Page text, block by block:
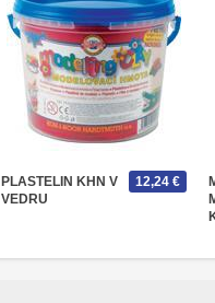
PLASTELIN KHN V
VEDRU
12,24 €